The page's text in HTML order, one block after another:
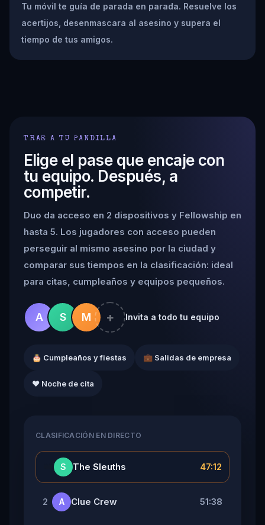
Tu móvil te guía de parada en parada. Resuelve los
acertijos, desenmascara al asesino y supera el
tiempo de tus amigos.
TRAE A TU PANDILLA
Elige el pase que encaje con
tu equipo. Después, a
competir.
Duo da acceso en 2 dispositivos y Fellowship en
hasta 5. Los jugadores con acceso pueden
perseguir al mismo asesino por la ciudad y
comparar sus tiempos en la clasificación: ideal
para citas, cumpleaños y equipos pequeños.
A S M + Invita a todo tu equipo
🎂 Cumpleaños y fiestas 💼 Salidas de empresa
❤️ Noche de cita
CLASIFICACIÓN EN DIRECTO
S The Sleuths 47:12
2 A Clue Crew 51:38